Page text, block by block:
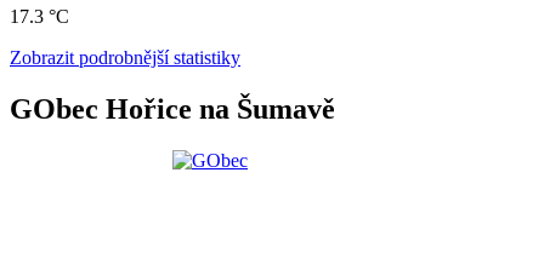
17.3 °C
Zobrazit podrobnější statistiky
GObec Hořice na Šumavě